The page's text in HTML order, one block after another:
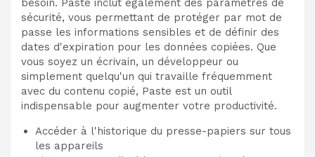
besoin. Paste inclut également des paramètres de
sécurité, vous permettant de protéger par mot de
passe les informations sensibles et de définir des
dates d'expiration pour les données copiées. Que
vous soyez un écrivain, un développeur ou
simplement quelqu'un qui travaille fréquemment
avec du contenu copié, Paste est un outil
indispensable pour augmenter votre productivité.
Accéder à l'historique du presse-papiers sur tous
les appareils